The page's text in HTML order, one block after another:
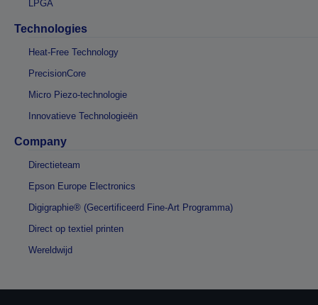
LPGA
Technologies
Heat-Free Technology
PrecisionCore
Micro Piezo-technologie
Innovatieve Technologieën
Company
Directieteam
Epson Europe Electronics
Digigraphie® (Gecertificeerd Fine-Art Programma)
Direct op textiel printen
Wereldwijd